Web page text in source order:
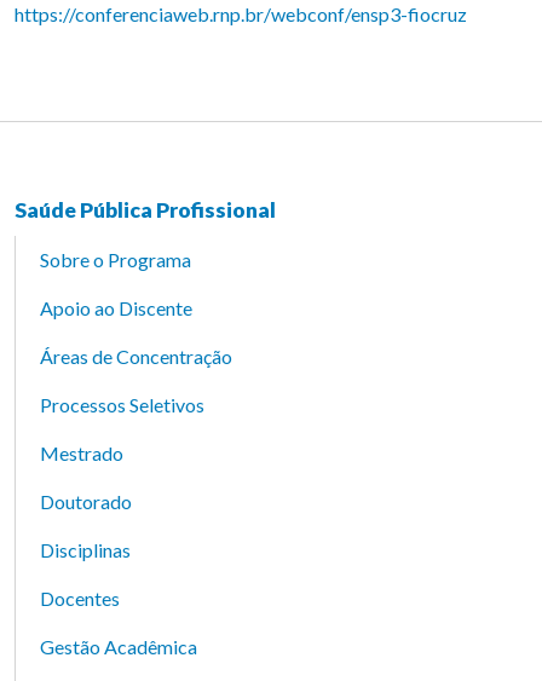
https://conferenciaweb.rnp.br/webconf/ensp3-fiocruz
Saúde Pública Profissional
Sobre o Programa
Apoio ao Discente
Áreas de Concentração
Processos Seletivos
Mestrado
Doutorado
Disciplinas
Docentes
Gestão Acadêmica